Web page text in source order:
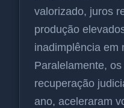
valorizado, juros
produção
inadimplência em
Paralelamente,
recuperação
ano, aceleraram